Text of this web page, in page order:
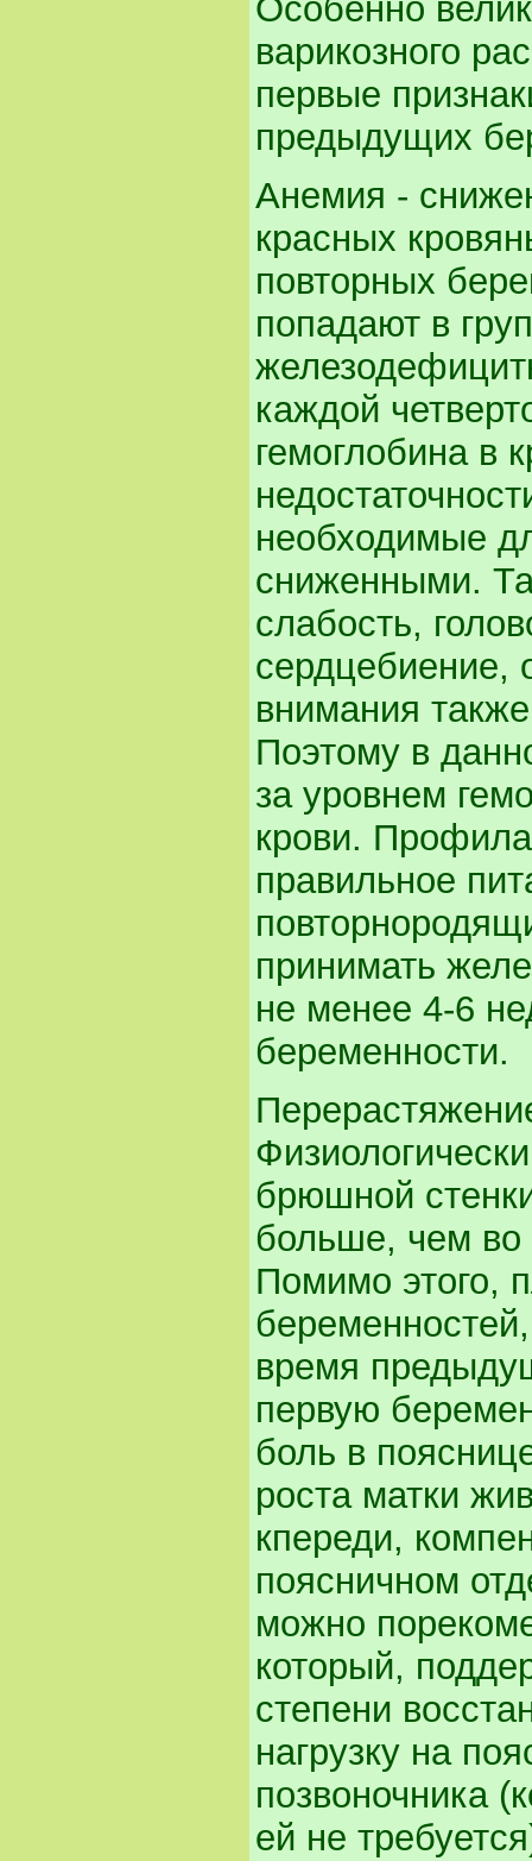
Особенно
варикозного
первые
предыдущих
Анемия -
красных
повторных
попадают в
каждой
гемоглобина в
необходимые
сниженными.
слабость,
сердцебиение,
внимания
Поэтому в
за уровнем
крови.
правильное
принимать
не менее 4-6
беременности.
брюшной
больше, чем
Помимо этого,
время
первую
боль в
роста матки
кпереди,
поясничном
можно
который,
степени
нагрузку на
позвоночника
ей не